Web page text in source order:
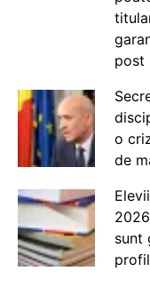
post
o
de
sunt